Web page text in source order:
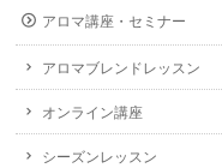
アロマ講座・セミナー
アロマブレンドレッスン
オンライン講座
シーズンレッスン